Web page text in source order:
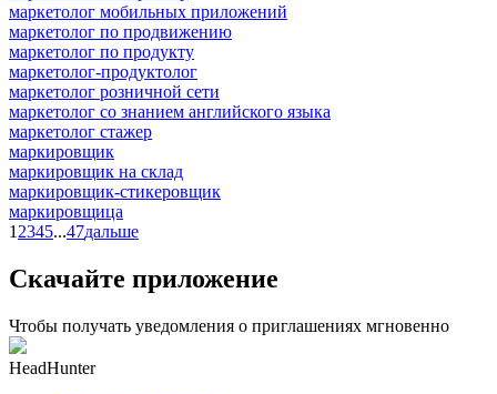
маркетолог мобильных приложений
маркетолог по продвижению
маркетолог по продукту
маркетолог-продуктолог
маркетолог розничной сети
маркетолог со знанием английского языка
маркетолог стажер
маркировщик
маркировщик на склад
маркировщик-стикеровщик
маркировщица
1 2345...47дальше
Скачайте приложение
Чтобы получать уведомления о приглашениях мгновенно
HeadHunter